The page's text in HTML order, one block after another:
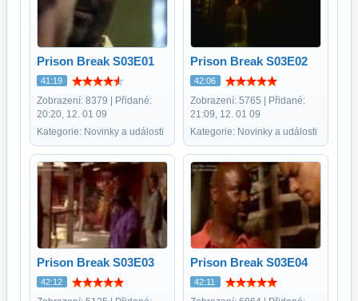
Prison Break S03E01
41:19
Zobrazení: 8379 | Přidané:
20:20, 12. 01 09
Kategorie: Novinky a události
Prison Break S03E02
42:06
Zobrazení: 5765 | Přidané:
21:09, 12. 01 09
Kategorie: Novinky a události
Prison Break S03E03
42:12
Prison Break S03E04
42:11